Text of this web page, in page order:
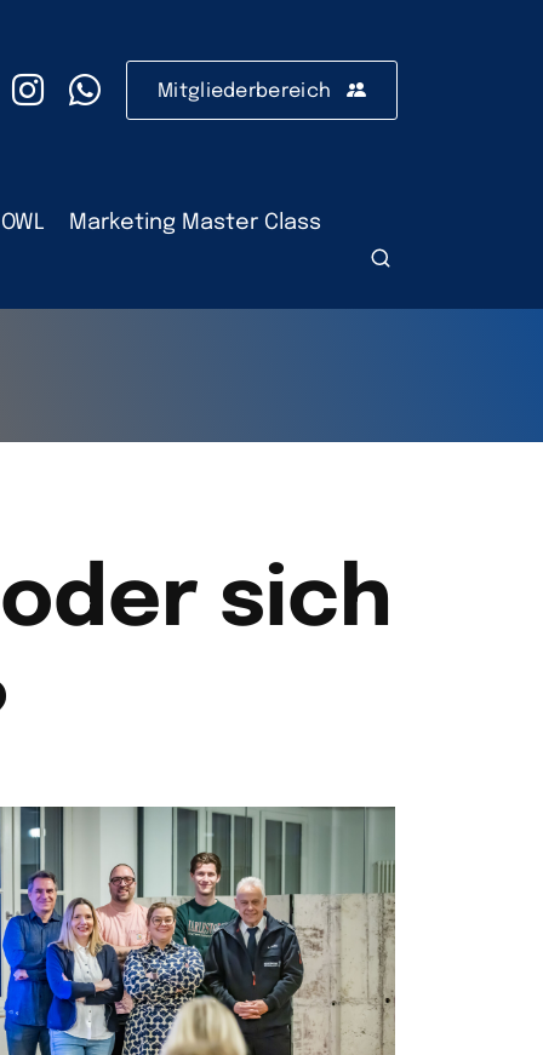
Marketing Master Class
Mitgliederbereich
sich